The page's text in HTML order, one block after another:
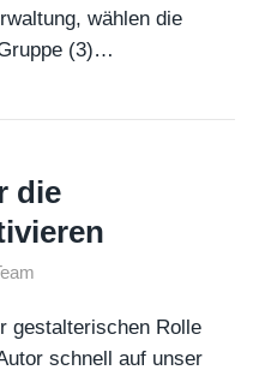
wählen die
(3)…
die
gestalterischen Rolle
schnell auf unser